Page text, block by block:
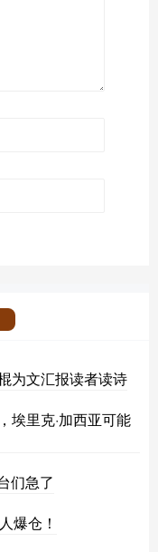
为文汇报读者读诗
埃里克·加西亚可能
们急了
爆仓！